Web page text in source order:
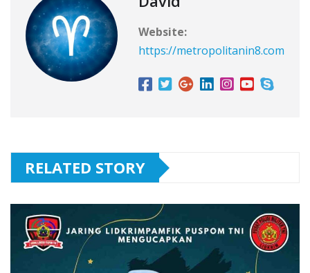
Website:
https://metropolitanin8.com
RELATED STORY